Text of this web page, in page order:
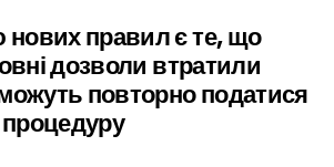
нових правил є те, що
дозволи втратили
повторно податися